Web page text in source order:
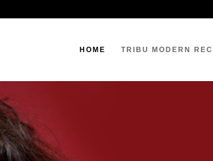
HOME TRIBU MODERN